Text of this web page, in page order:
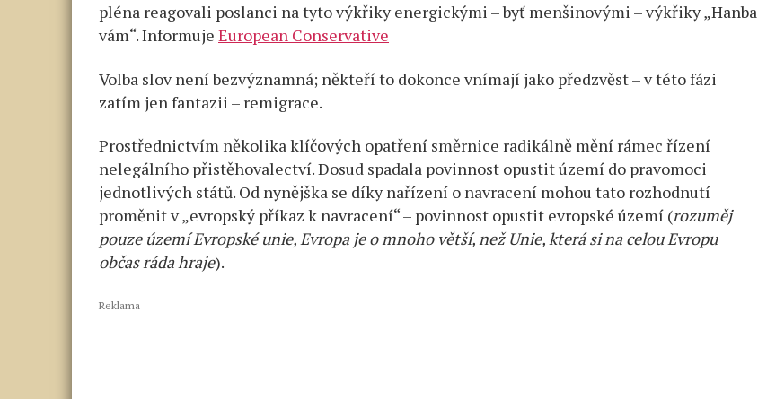
pléna reagovali poslanci na tyto výkřiky energickými – byť menšinovými – výkřiky „Hanba
vám“. Informuje European Conservative
Volba slov není bezvýznamná; někteří to dokonce vnímají jako předzvěst – v této fázi
zatím jen fantazii – remigrace.
Prostřednictvím několika klíčových opatření směrnice radikálně mění rámec řízení
nelegálního přistěhovalectví. Dosud spadala povinnost opustit území do pravomoci
jednotlivých států. Od nynějška se díky nařízení o navracení mohou tato rozhodnutí
proměnit v „evropský příkaz k navracení“ – povinnost opustit evropské území (rozuměj
pouze území Evropské unie, Evropa je o mnoho větší, než Unie, která si na celou Evropu
občas ráda hraje).
Reklama